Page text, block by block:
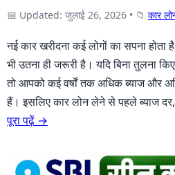
📅 Updated: जुलाई 26, 2026 • 📁 कार
नई कार खरीदना कई लोगों का सपना
भी उतना ही जरूरी है। यदि बिना तुलना
तो आपको कई वर्षों तक अधिक ब्याज और
हैं। इसलिए कार लोन लेने से पहले ब्याज
पूरा पढ़ें →